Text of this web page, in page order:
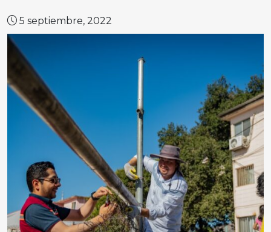
5 septiembre, 2022